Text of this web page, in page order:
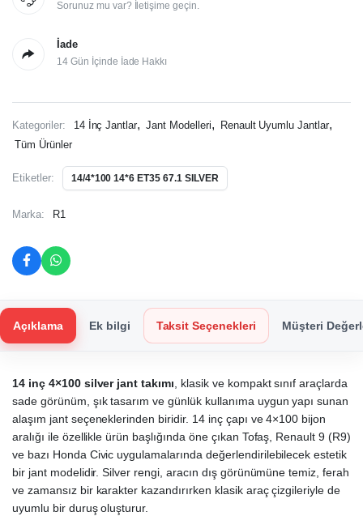
Sorunuz mu var? İletişime geçin.
İade
14 Gün İçinde İade Hakkı
Kategoriler: 14 İnç Jantlar, Jant Modelleri, Renault Uyumlu Jantlar,
Tüm Ürünler
Etiketler: 14/4*100 14*6 ET35 67.1 SILVER
Marka: R1
Açıklama Ek bilgi Taksit Seçenekleri Müşteri
14 inç 4×100 silver jant takımı , klasik ve kompakt sınıf araçlarda
sade görünüm, şık tasarım ve günlük kullanıma uygun yapı sunan
alaşım jant seçeneklerinden biridir. 14 inç çapı ve 4×100 bijon
aralığı ile özellikle ürün başlığında öne çıkan Tofaş, Renault 9 (R9)
ve bazı Honda Civic uygulamalarında değerlendirilebilecek estetik
bir jant modelidir. Silver rengi, aracın dış görünümüne temiz, ferah
ve zamansız bir karakter kazandırırken klasik araç çizgileriyle de
uyumlu bir duruş oluşturur.